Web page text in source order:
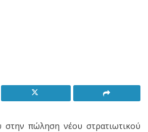
στην πώληση νέου στρατιωτικού